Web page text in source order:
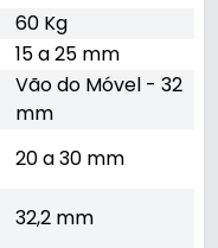
60 Kg
15 a 25 mm
Vão do Móvel - 32
mm
20 a 30 mm
32,2 mm